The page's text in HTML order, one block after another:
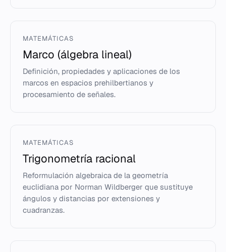
MATEMÁTICAS
Marco (álgebra lineal)
Definición, propiedades y aplicaciones de los
marcos en espacios prehilbertianos y
procesamiento de señales.
MATEMÁTICAS
Trigonometría racional
Reformulación algebraica de la geometría
euclidiana por Norman Wildberger que sustituye
ángulos y distancias por extensiones y
cuadranzas.